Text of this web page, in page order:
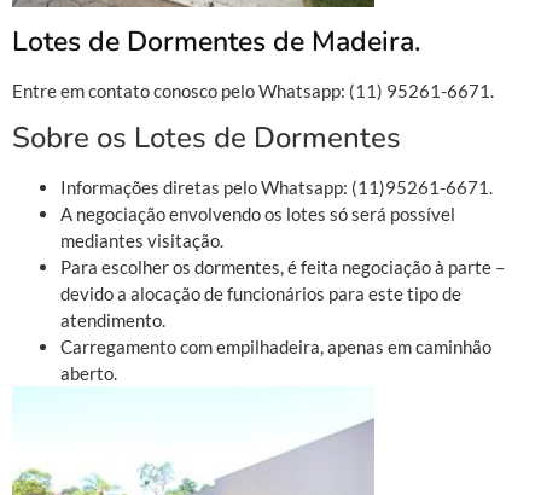
Lotes de Dormentes de Madeira.
Entre em contato conosco pelo Whatsapp: (11) 95261-6671.
Sobre os Lotes de Dormentes
Informações diretas pelo Whatsapp: (11)95261-6671.
A negociação envolvendo os lotes só será possível
mediantes visitação.
Para escolher os dormentes, é feita negociação à parte –
devido a alocação de funcionários para este tipo de
atendimento.
Carregamento com empilhadeira, apenas em caminhão
aberto.